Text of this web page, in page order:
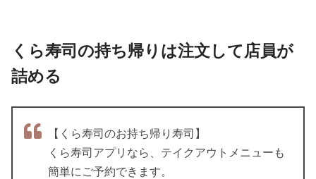
くら寿司の持ち帰りは注文して店員が
詰める
【くら寿司のお持ち帰り寿司】
くら寿司アプリなら、テイクアウトメニューも
簡単にご予約できます。